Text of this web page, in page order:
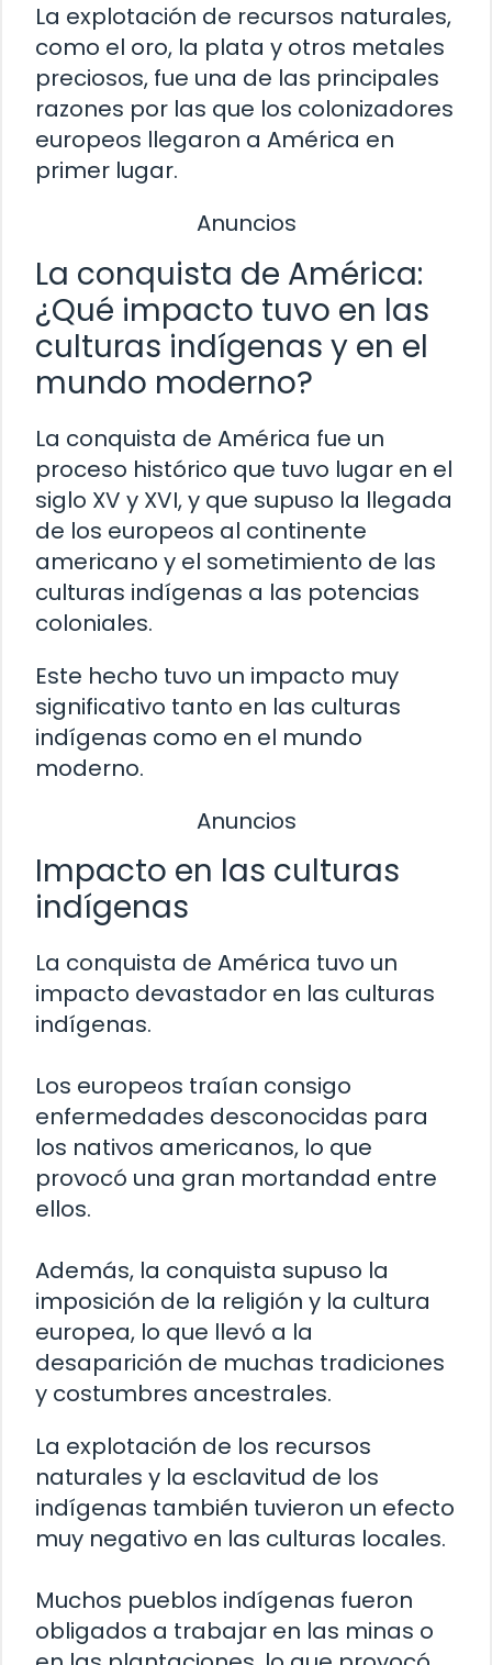
La explotación de recursos naturales,
como el oro, la plata y otros metales
preciosos, fue una de las principales
razones por las que los colonizadores
europeos llegaron a América en
primer lugar.
Anuncios
La conquista de América:
¿Qué impacto tuvo en las
culturas indígenas y en el
mundo moderno?
La conquista de América fue un
proceso histórico que tuvo lugar en el
siglo XV y XVI, y que supuso la llegada
de los europeos al continente
americano y el sometimiento de las
culturas indígenas a las potencias
coloniales.
Este hecho tuvo un impacto muy
significativo tanto en las culturas
indígenas como en el mundo
moderno.
Anuncios
Impacto en las culturas
indígenas
La conquista de América tuvo un
impacto devastador en las culturas
indígenas.
Los europeos traían consigo
enfermedades desconocidas para
los nativos americanos, lo que
provocó una gran mortandad entre
ellos.
Además, la conquista supuso la
imposición de la religión y la cultura
europea, lo que llevó a la
desaparición de muchas tradiciones
y costumbres ancestrales.
La explotación de los recursos
naturales y la esclavitud de los
indígenas también tuvieron un efecto
muy negativo en las culturas locales.
Muchos pueblos indígenas fueron
obligados a trabajar en las minas o